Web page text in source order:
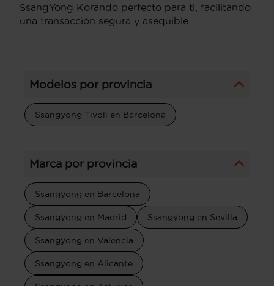
SsangYong Korando perfecto para ti, facilitando
una transacción segura y asequible.
Modelos por provincia
Ssangyong Tivoli en Barcelona
Marca por provincia
Ssangyong en Barcelona
Ssangyong en Madrid Ssangyong en Sevilla
Ssangyong en Valencia
Ssangyong en Alicante